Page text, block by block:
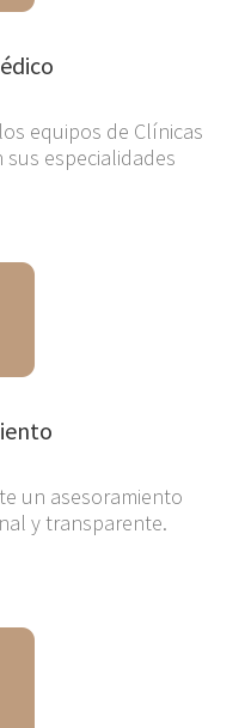
equipos de Clínicas
sus especialidades
un asesoramiento
y transparente.